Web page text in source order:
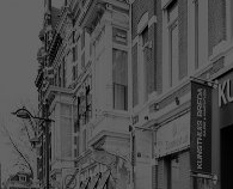
+31 (0)20 2332546
info@kunsthuisamsterdam.nl
Lees meer